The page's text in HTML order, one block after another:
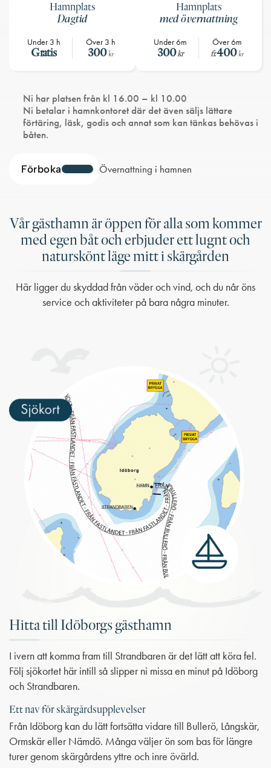
Hamnplats
Dagtid
Under 3 h
Gratis
Över 3 h
300kr
Hamnplats
med övernattning
Under 6m
300kr
Över 6m
fr.400kr
Ni har platsen från kl 16.00 – kl 10.00
Ni betalar i hamnkontoret där det även säljs lättare
förtäring, läsk, godis och annat som kan tänkas behövas i
båten.
Förboka Övernattning i hamnen
Vår gästhamn är öppen för alla som kommer
med egen båt och erbjuder ett lugnt och
naturskönt läge mitt i skärgården
Här ligger du skyddad från väder och vind, och du når öns
service och aktiviteter på bara några minuter.
Hitta till Idöborgs gästhamn
I ivern att komma fram till Strandbaren är det lätt att köra fel.
Följ sjökortet här intill så slipper ni missa en minut på Idöborg
och Strandbaren.
Ett nav för skärgårdsupplevelser
Från Idöborg kan du lätt fortsätta vidare till Bullerö, Långskär,
Ormskär eller Nämdö. Många väljer ön som bas för längre
turer genom skärgårdens yttre och inre övärld.